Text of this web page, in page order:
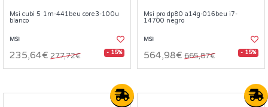
Msi cubi 5 1m-441beu core3-100u
blanco
MSI
235,64€ 277,72€ - 15%
Msi pro dp80 a14g-016beu i7-
14700 negro
MSI
564,98€ 665,87€ - 15%